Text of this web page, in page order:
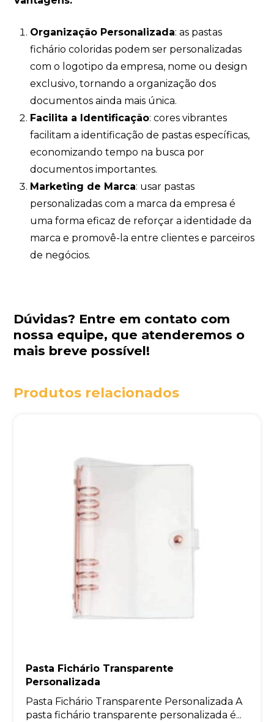
Organização Personalizada: as pastas
fichário coloridas podem ser personalizadas
com o logotipo da empresa, nome ou design
exclusivo, tornando a organização dos
documentos ainda mais única.
Facilita a Identificação: cores vibrantes
facilitam a identificação de pastas específicas,
economizando tempo na busca por
documentos importantes.
Marketing de Marca: usar pastas
personalizadas com a marca da empresa é
uma forma eficaz de reforçar a identidade da
marca e promovê-la entre clientes e parceiros
de negócios.
Dúvidas? Entre em contato com
nossa equipe, que atenderemos o
mais breve possível!
Produtos relacionados
Pasta Fichário Transparente
Personalizada
Pasta Fichário Transparente Personalizada A
pasta fichário transparente personalizada é...